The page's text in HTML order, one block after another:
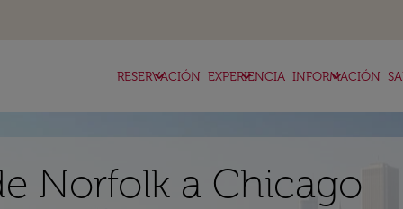
RESERVACIÓN
keyboard_arrow_down EXPERIENCIA
keyboard_arrow_down INFORMACIÓN
keyboard_arrow_down
Norfolk a Chicago